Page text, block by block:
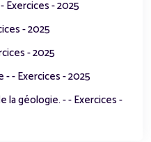
Exercices - 2025
- 2025
- 2025
- - Exercices - 2025
géologie. - - Exercices -